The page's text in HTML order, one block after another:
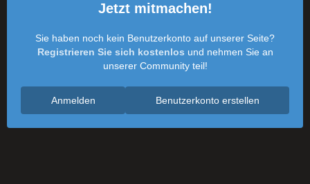
Jetzt mitmachen!
Sie haben noch kein Benutzerkonto auf unserer Seite?
Registrieren Sie sich kostenlos und nehmen Sie an
unserer Community teil!
Benutzerkonto erstellen
Anmelden